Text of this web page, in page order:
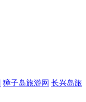
獐子岛旅游网 长兴岛旅